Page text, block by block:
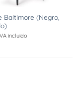
Baltimore (Negro,
incluido